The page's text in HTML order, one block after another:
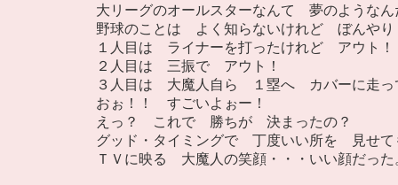
大リーグのオールスターなんて 夢のようなん
野球のことは よく知らないけれど ぼんや
１人目は ライナーを打ったけれど アウト！
２人目は 三振で アウト！
３人目は 大魔人自ら １塁へ カバーに走
おぉ！！ すごいよぉー！
えっ？ これで 勝ちが 決まったの？
グッド・タイミングで 丁度いい所を 見せて
ＴＶに映る 大魔人の笑顔・・・いい顔だった